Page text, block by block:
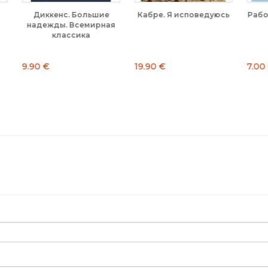
Кабре. Я исповедуюсь
19.90 €
Раболу. Синтез трех гор
7.00 €